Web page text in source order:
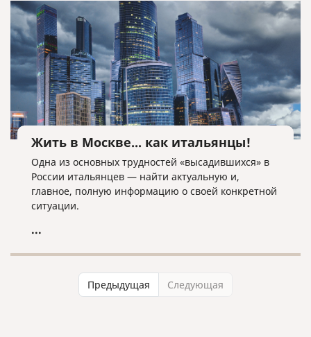
аспектах данных процедур.
Жить в Москве... как итальянцы!
Одна из основных трудностей «высадившихся» в
России итальянцев — найти актуальную и,
главное, полную информацию о своей конкретной
ситуации.
...
Предыдущая Следующая